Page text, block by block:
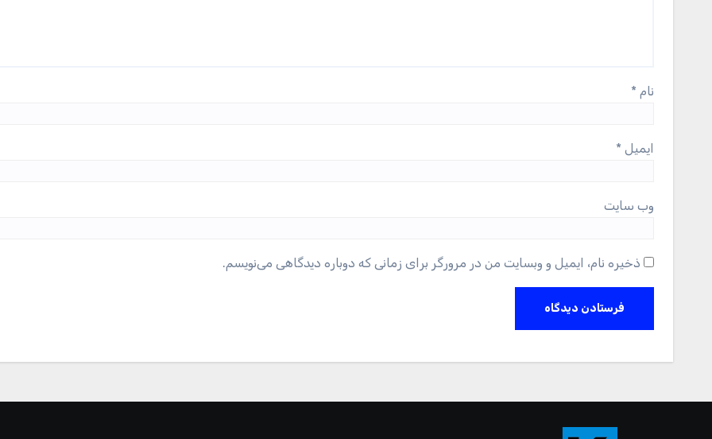
نام *
ایمیل *
وب‌ سایت
ذخیره نام، ایمیل و وبسایت من در مرورگر برای زمانی که دوباره دیدگاهی می‌نویسم.